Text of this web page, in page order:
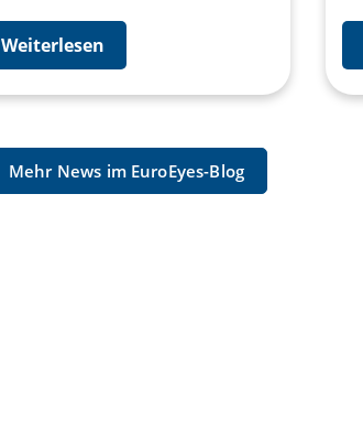
Weiterlesen
Mehr News im EuroEyes-Blog